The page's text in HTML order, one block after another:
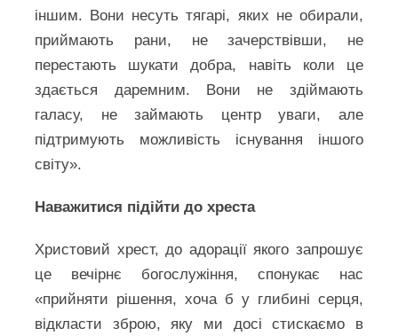
іншим. Вони несуть тягарі, яких не обирали,
приймають рани, не зачерствівши, не
перестають шукати добра, навіть коли це
здається даремним. Вони не здіймають
галасу, не займають центр уваги, але
підтримують можливість існування іншого
світу».
Наважитися підійти до хреста
Христовий хрест, до адорації якого запрошує
це вечірнє богослужіння, спонукає нас
«прийняти рішення, хоча б у глибині серця,
відкласти зброю, яку ми досі стискаємо в